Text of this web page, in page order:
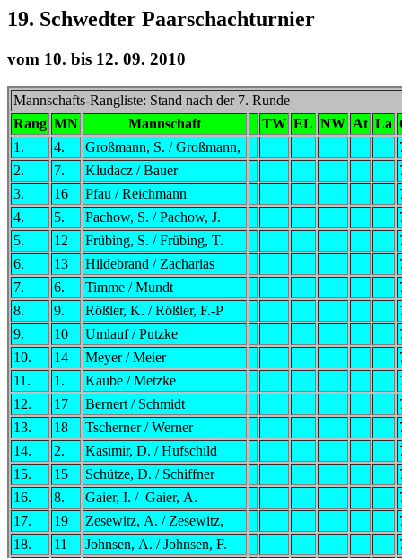
19. Schwedter Paarschachturnier
vom 10. bis 12. 09. 2010
Mannschafts-Rangliste: Stand nach der 7. Runde
Rang MN Mannschaft TW EL NW At La
1.
4. Großmann, S. / Großmann,
2.
7. Kludacz / Bauer
3.
16 Pfau / Reichmann
4.
5. Pachow, S. / Pachow, J.
5.
12 Frübing, S. / Frübing, T.
6.
13 Hildebrand / Zacharias
7.
6. Timme / Mundt
8.
9. Rößler, K. / Rößler, F.-P
9.
10 Umlauf / Putzke
10.
14 Meyer / Meier
11.
1. Kaube / Metzke
12.
17 Bernert / Schmidt
13.
18 Tscherner / Werner
14.
2. Kasimir, D. / Hufschild
15.
15 Schütze, D. / Schiffner
16.
8. Gaier, I. / Gaier, A.
17.
19 Zesewitz, A. / Zesewitz,
18.
11 Johnsen, A. / Johnsen, F.